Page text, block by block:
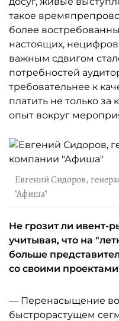
такое
более
настоящих,
важным сдвигом
потребностей
требовательнее к
платить не только за
опыт вокруг
Евгений Сидоров,
"Афиша"
Не грозит ли ивент-
учитывая, что на
больше
со своими
— Перенасыщение
быстрорастущем